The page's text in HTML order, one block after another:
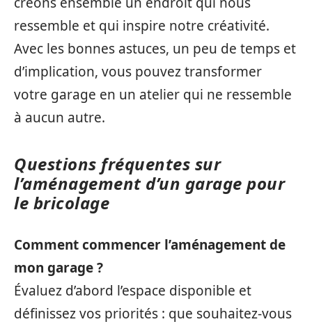
ressemble et qui inspire notre créativité.
Avec les bonnes astuces, un peu de temps et
d’implication, vous pouvez transformer
votre garage en un atelier qui ne ressemble
à aucun autre.
Questions fréquentes sur
l’aménagement d’un garage pour
le bricolage
Comment commencer l’aménagement de
mon garage ?
Évaluez d’abord l’espace disponible et
définissez vos priorités : que souhaitez-vous